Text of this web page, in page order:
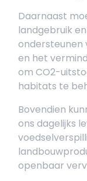
Daarnaast
landgebruik
ondersteunen
en het
om CO2-
habitats te
Bovendien
ons dagelijks
openbaar